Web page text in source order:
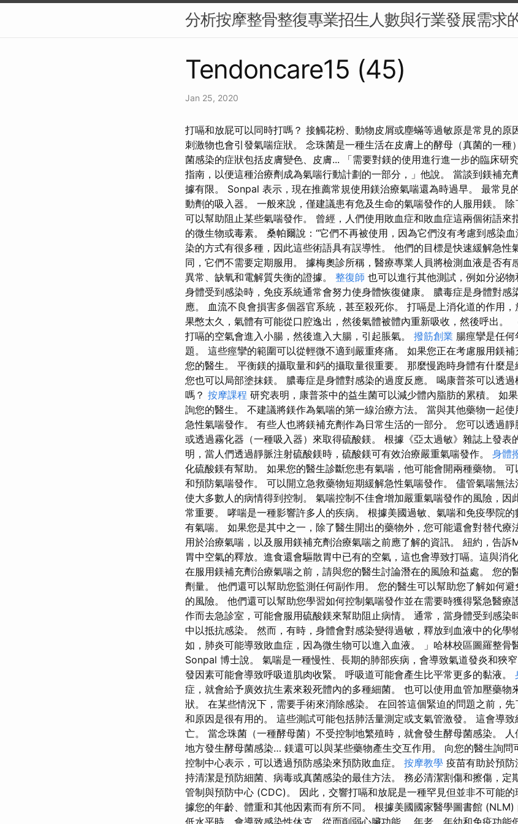
分析按摩整骨整復專業招生人數與行業發展需求
Tendoncare15 (45)
Jan 25, 2020
打嗝和放屁可以同時打嗎？ 接觸花粉、動物皮屑或塵蟎等過敏原是常見的原
刺激物也會引發氣喘症狀。 念珠菌是一種生活在皮膚上的酵母（真菌的一種
菌感染的症狀包括皮膚變色、皮膚... 「需要對鎂的使用進行進一步的臨床研
指南，以便這種治療劑成為氣喘行動計劃的一部分，」他說。 當談到鎂補充
據有限。 Sonpal 表示，現在推薦常規使用鎂治療氣喘還為時過早。 最常見
動劑的吸入器。 一般來說，僅建議患有危及生命的氣喘發作的人服用鎂。
可以幫助阻止某些氣喘發作。 曾經，人們使用敗血症和敗血症這兩個術語來
的微生物或毒素。 桑帕爾說：“它們不再被使用，因為它們沒有考慮到感染
染的方式有很多種，因此這些術語具有誤導性。 他們的目標是快速緩解急性
同，它們不需要定期服用。 據梅奧診所稱，醫療專業人員將檢測血液是否有
異常、缺氧和電解質失衡的證據。 整復師 也可以進行其他測試，例如分泌
身體受到感染時，免疫系統通常會努力使身體恢復健康。 膿毒症是身體對感
應。 血流不良會損害多個器官系統，甚至殺死你。 打嗝是上消化道的作用
果憋太久，氣體有可能從口腔逸出，然後氣體被體內重新吸收，然後呼出。
打嗝的空氣會進入小腸，然後進入大腸，引起脹氣。 撥筋創業 腸痙攣是任
題。 這些痙攣的範圍可以從輕微不適到嚴重疼痛。 如果您正在考慮服用鎂
您的醫生。 平衡鎂的攝取量和鈣的攝取量很重要。 那麼慢跑時身體有什麼是
您也可以局部塗抹鎂。 膿毒症是身體對感染的過度反應。 喝康普茶可以透
嗎？ 按摩課程 研究表明，康普茶中的益生菌可以減少體內脂肪的累積。 如
詢您的醫生。 不建議將鎂作為氣喘的第一線治療方法。 當與其他藥物一起
急性氣喘發作。 有些人也將鎂補充劑作為日常生活的一部分。 您可以透過靜
或透過霧化器（一種吸入器）來取得硫酸鎂。 根據《亞太過敏》雜誌上發表
明，當人們透過靜脈注射硫酸鎂時，硫酸鎂可有效治療嚴重氣喘發作。 身體
化硫酸鎂有幫助。 如果您的醫生診斷您患有氣喘，他可能會開兩種藥物。
和預防氣喘發作。 可以開立急救藥物短期緩解急性氣喘發作。 儘管氣喘無
使大多數人的病情得到控制。 氣喘控制不佳會增加嚴重氣喘發作的風險，因
常重要。 哮喘是一種影響許多人的疾病。 根據美國過敏、氣喘和免疫學院
有氣喘。 如果您是其中之一，除了醫生開出的藥物外，您可能還會對替代療
用於治療氣喘，以及服用鎂補充劑治療氣喘之前應了解的資訊。 紐約，告
胃中空氣的釋放。進食還會驅散胃中已有的空氣，這也會導致打嗝。這與消
在服用鎂補充劑治療氣喘之前，請與您的醫生討論潛在的風險和益處。 您的
劑量。 他們還可以幫助您監測任何副作用。 您的醫生可以幫助您了解如何
的風險。 他們還可以幫助您學習如何控制氣喘發作並在需要時獲得緊急醫療
作而去急診室，可能會服用硫酸鎂來幫助阻止病情。 通常，當身體受到感染
中以抵抗感染。 然而，有時，身體會對感染變得過敏，釋放到血液中的化學
如，肺炎可能導致敗血症，因為微生物可以進入血液。 」哈林校區圖羅整
Sonpal 博士說。 氣喘是一種慢性、長期的肺部疾病，會導致氣道發炎和狹
發因素可能會導致呼吸道肌肉收緊。 呼吸道可能會產生比平常更多的黏液。
症，就會給予廣效抗生素來殺死體內的多種細菌。 也可以使用血管加壓藥物
狀。 在某些情況下，需要手術來消除感染。 在回答這個緊迫的問題之前，
和原因是很有用的。 這些測試可能包括肺活量測定或支氣管激發。 這會導
亡。 當念珠菌（一種酵母菌）不受控制地繁殖時，就會發生酵母菌感染。
地方發生酵母菌感染… 鎂還可以與某些藥物產生交互作用。 向您的醫生詢問
控制中心表示，可以透過預防感染來預防敗血症。 按摩教學 疫苗有助於預
持清潔是預防細菌、病毒或真菌感染的最佳方法。 務必清潔割傷和擦傷，定
管制與預防中心 (CDC)。 因此，交響打嗝和放屁是一種罕見但並非不可能
據您的年齡、體重和其他因素而有所不同。 根據美國國家醫學圖書館
低水平時，會導致感染性休克，從而削弱心臟功能。 年老、年幼和免疫功能